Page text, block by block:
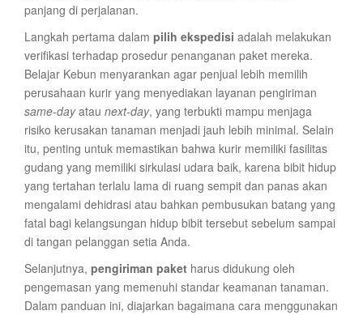
panjang di perjalanan.
Langkah pertama dalam pilih ekspedisi adalah melakukan
verifikasi terhadap prosedur penanganan paket mereka.
Belajar Kebun menyarankan agar penjual lebih memilih
perusahaan kurir yang menyediakan layanan pengiriman
same-dayatau next-day, yang terbukti mampu menjaga
risiko kerusakan tanaman menjadi jauh lebih minimal. Selain
itu, penting untuk memastikan bahwa kurir memiliki fasilitas
gudang yang memiliki sirkulasi udara baik, karena bibit hidup
yang tertahan terlalu lama di ruang sempit dan panas akan
mengalami dehidrasi atau bahkan pembusukan batang yang
fatal bagi kelangsungan hidup bibit tersebut sebelum sampai
di tangan pelanggan setia Anda.
Selanjutnya, pengiriman paket harus didukung oleh
pengemasan yang memenuhi standar keamanan tanaman.
Dalam panduan ini, diajarkan bagaimana cara menggunakan